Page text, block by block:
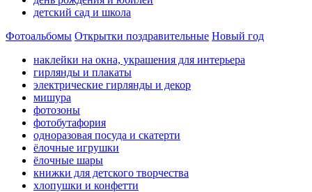
детский сад и школа
Фотоальбомы Открытки поздравительные Новый год
наклейки на окна, украшения для интерьера
гирлянды и плакаты
электрические гирлянды и декор
мишура
фотозоны
фотобутафория
одноразовая посуда и скатерти
ёлочные игрушки
ёлочные шары
книжки для детского творчества
хлопушки и конфетти